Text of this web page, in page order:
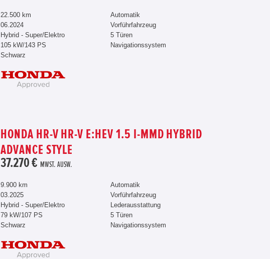
22.500 km
06.2024
Hybrid - Super/Elektro
105 kW/143 PS
Schwarz
Automatik
Vorführfahrzeug
5 Türen
Navigationssystem
HONDA HR-V HR-V E:HEV 1.5 I-MMD HYBRID
ADVANCE STYLE
37.270 € MWST. AUSW.
9.900 km
03.2025
Hybrid - Super/Elektro
79 kW/107 PS
Schwarz
Automatik
Vorführfahrzeug
Lederausstattung
5 Türen
Navigationssystem